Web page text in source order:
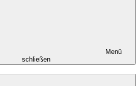
Menü
schließen